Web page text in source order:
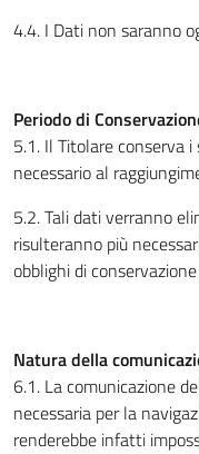
4.4. I Dati non saranno
Periodo di
5.1. Il Titolare conserva
necessario al
5.2. Tali dati verranno
risulteranno più
obblighi di
Natura della
6.1. La comunicazione
necessaria per la
renderebbe infatti